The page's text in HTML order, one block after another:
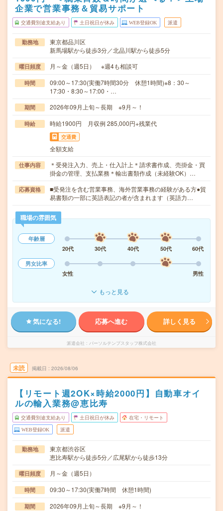
企業で営業事務＆貿易サポート
交通費別途支給あり 土日祝日が休み WEB登録OK 派遣
勤務地
東京都品川区
新馬場駅から徒歩3分／北品川駅から徒歩5分
曜日頻度 月～金（週5日） ※週4も相談可
時間
09:00～17:30(実働7時間30分 休憩1時間)※8：30～
17:30・8:30～17:00・…
期間 2026年09月上旬～長期 ※9月～！
時給 時給1900円 月収例 285,000円+残業代
交通費
全額支給
仕事内容
＊受発注入力、売上・仕入計上＊請求書作成、売掛金・買
掛金の管理、支払業務＊輸出書類作成（未経験OK）…
応募資格
■受発注を含む営業事務、海外営業事務の経験がある方●貿
易書類の一部に英語表記の者が含まれます（英語力…
職場の雰囲気
年齢層
20代
30代 40代 50代
60代
男女比率
女性
男性
もっと見る
気になる! 応募へ進む 詳しく見る
派遣会社 パーソルテンプスタッフ株式会社
未読 掲載日 2026/08/06
【リモート週2OK×時給2000円】自動車オイ
ルの輸入業務@恵比寿
交通費別途支給あり 土日祝日が休み 在宅・リモート
WEB登録OK 派遣
勤務地
東京都渋谷区
恵比寿駅から徒歩5分／広尾駅から徒歩13分
曜日頻度 月～金（週5日）
時間 09:30～17:30(実働7時間 休憩1時間)
期間 2026年09月上旬～長期 ※9月～！